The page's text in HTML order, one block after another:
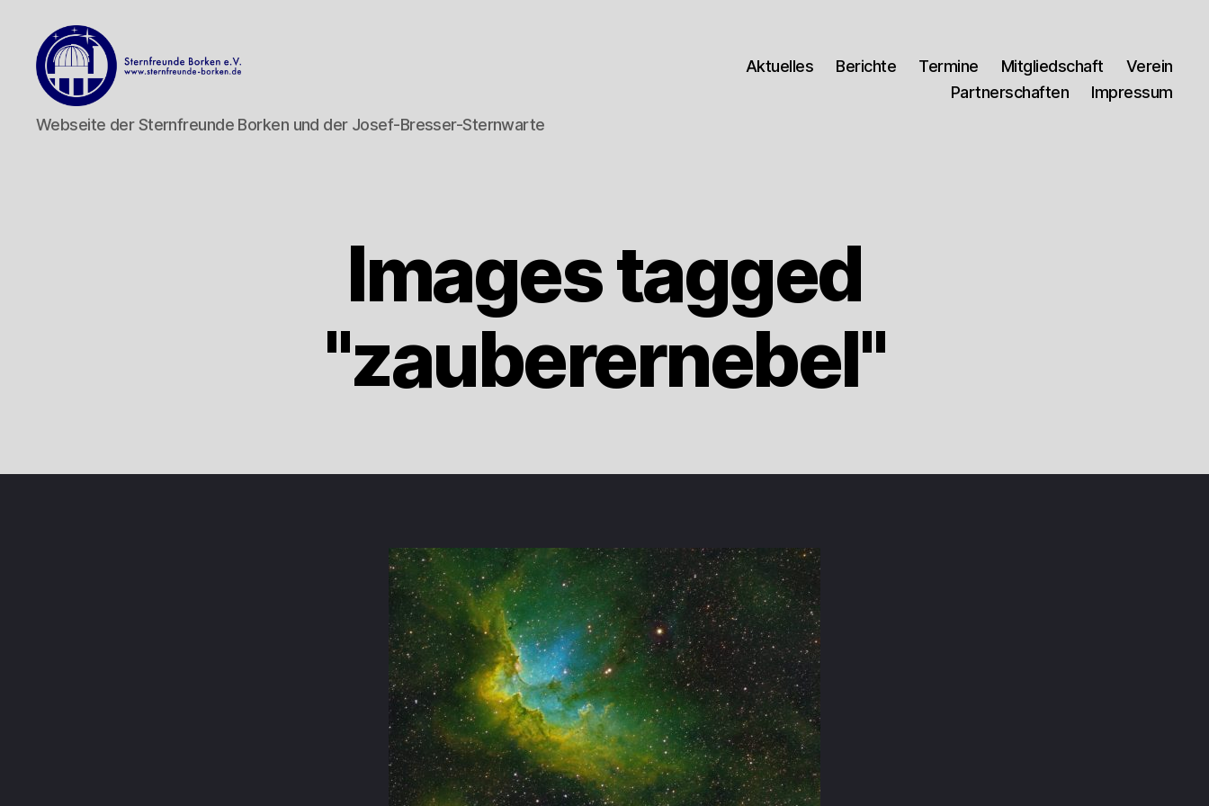
Sternfreunde
Borken
Webseite der Sternfreunde Borken und der Josef-Bresser-Sternwarte
Aktuelles Berichte Termine Mitgliedschaft
Verein
Partnerschaften
Impressum
Images tagged
"zauberernebel"